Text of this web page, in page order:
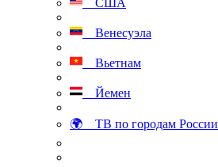
США
Венесуэла
Вьетнам
Йемен
🌍 ТВ по городам России